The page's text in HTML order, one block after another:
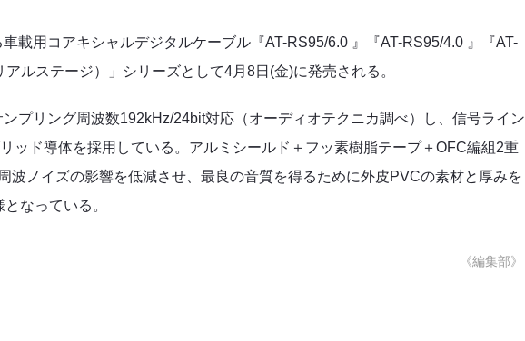
載用コアキシャルデジタルケーブル『AT-RS95/6.0 』『AT-RS95/4.0 』『AT-
ルステージ）」シリーズとして4月8日(金)に発売される。
プリング周波数192kHz/24bit対応（オーディオテクニカ調べ）し、信号ライン
ッド導体を採用している。アルミシールド＋フッ素樹脂テープ＋OFC編組2重
波ノイズの影響を低減させ、最良の音質を得るために外皮PVCの素材と厚みを
なっている。
《編集部》